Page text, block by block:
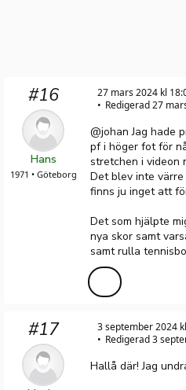
#16
Hans
1971 • Göteborg
27 mars 2024 kl
Redigerad 27
@johan Jag hade
pf i höger fot för
stretchen i videon
Det blev inte
finns ju inget att
Det som hjälpte
nya skor samt
samt rulla
#17
3 september 2024
Redigerad 3
Hallå där! Jag